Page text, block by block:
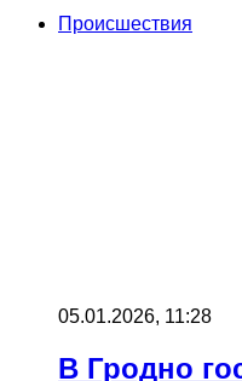
Происшествия
05.01.2026, 11:28
В Гродно